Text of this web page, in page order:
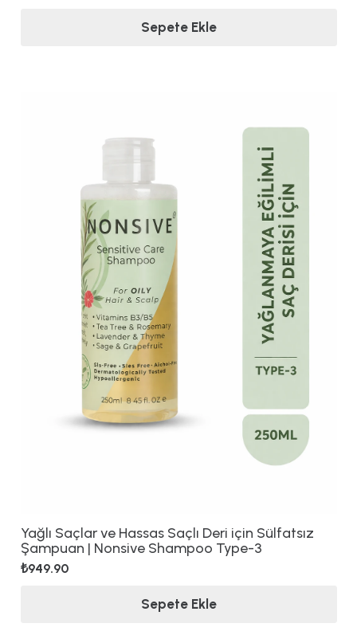
Sepete Ekle
Yağlı Saçlar ve Hassas Saçlı Deri için Sülfatsız
Şampuan | Nonsive Shampoo Type-3
₺949.90
Sepete Ekle